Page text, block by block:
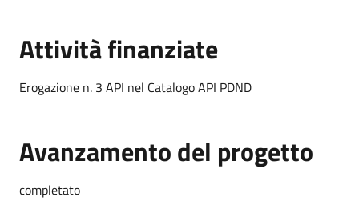
Attività finanziate
Erogazione n. 3 API nel Catalogo API PDND
Avanzamento del progetto
completato